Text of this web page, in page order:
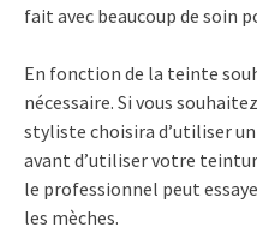
fait avec beaucoup de soin
En fonction de la teinte
nécessaire. Si vous
styliste choisira d’utiliser
avant d’utiliser votre
le professionnel peut
les mèches.